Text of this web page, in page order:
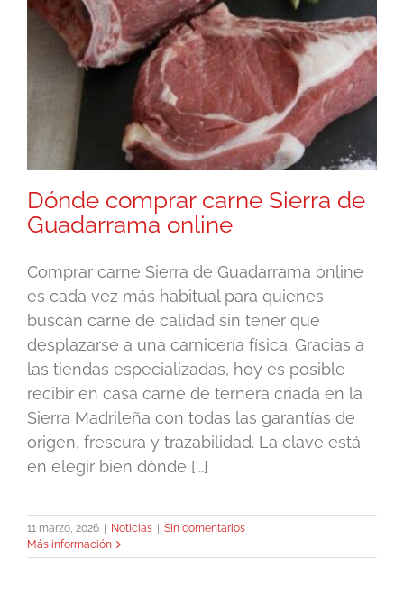
Dónde comprar carne Sierra de
Guadarrama online
Comprar carne Sierra de Guadarrama online
es cada vez más habitual para quienes
buscan carne de calidad sin tener que
desplazarse a una carnicería física. Gracias a
las tiendas especializadas, hoy es posible
recibir en casa carne de ternera criada en la
Sierra Madrileña con todas las garantías de
origen, frescura y trazabilidad. La clave está
en elegir bien dónde [...]
11 marzo, 2026 Noticias
Sin comentarios
Más información